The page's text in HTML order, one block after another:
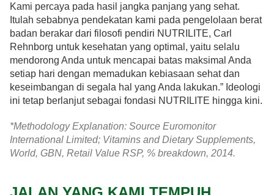
Kami percaya pada hasil jangka panjang yang sehat.
Itulah sebabnya pendekatan kami pada pengelolaan berat
badan berakar dari filosofi pendiri NUTRILITE, Carl
Rehnborg untuk kesehatan yang optimal, yaitu selalu
mendorong Anda untuk mencapai batas maksimal Anda
setiap hari dengan memadukan kebiasaan sehat dan
keseimbangan di segala hal yang Anda lakukan.” Ideologi
ini tetap berlanjut sebagai fondasi NUTRILITE hingga kini.
*Methodology Explanation: Source Euromonitor
International Limited; Vitamins and Dietary Supplements,
World, GBN, Retail Value RSP, % breakdown, 2014.